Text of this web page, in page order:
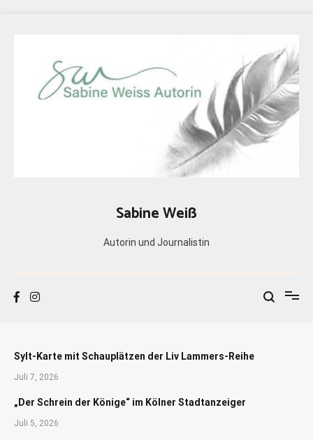
Sabine Weiß
Autorin und Journalistin
Sylt-Karte mit Schauplätzen der Liv Lammers-Reihe
Juli 7, 2026
„Der Schrein der Könige“ im Kölner Stadtanzeiger
Juli 5, 2026